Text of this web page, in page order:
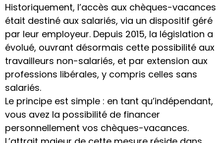
Historiquement, l’accès aux chèques-vacances
était destiné aux salariés, via un dispositif géré
par leur employeur. Depuis 2015, la législation a
évolué, ouvrant désormais cette possibilité aux
travailleurs non-salariés, et par extension aux
professions libérales, y compris celles sans
salariés.
Le principe est simple : en tant qu’indépendant,
vous avez la possibilité de financer
personnellement vos chèques-vacances.